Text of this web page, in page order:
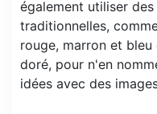
également utiliser
traditionnelles,
rouge, marron et
doré, pour n'en
idées avec des